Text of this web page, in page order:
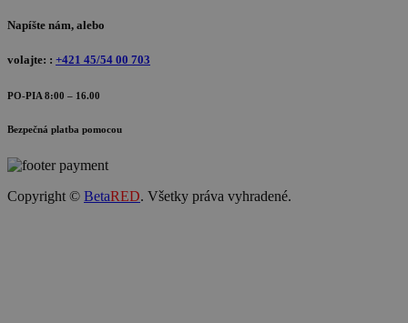
Napíšte nám, alebo
volajte: : +421 45/54 00 703
PO-PIA 8:00 – 16.00
Bezpečná platba pomocou
Copyright © BetaRED. Všetky práva vyhradené.